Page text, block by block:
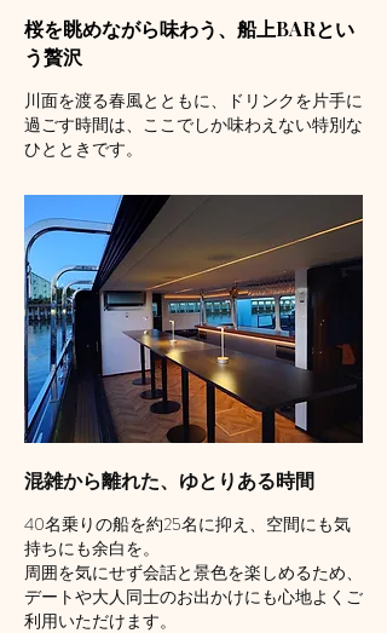
桜を眺めながら味わう、船上BARとい
う贅沢
川面を渡る春風とともに、ドリンクを片手に
過ごす時間は、ここでしか味わえない特別な
ひとときです。
混雑から離れた、ゆとりある時間
40名乗りの船を約25名に抑え、空間にも気
持ちにも余白を。
周囲を気にせず会話と景色を楽しめるため、
デートや大人同士のお出かけにも心地よくご
利用いただけます。